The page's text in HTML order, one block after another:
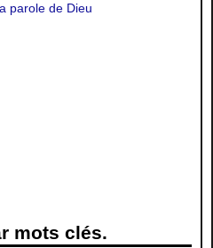
parole de Dieu
mots clés.